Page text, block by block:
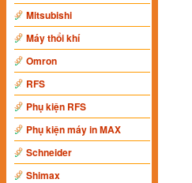
Mitsubishi
Máy thổi khí
Omron
RFS
Phụ kiện RFS
Phụ kiện máy in MAX
Schneider
Shimax